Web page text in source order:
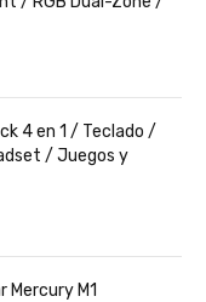
4 en 1 / Teclado /
/ Juegos y
Mercury M1